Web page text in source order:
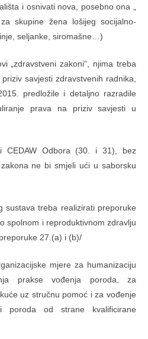
i osnivati nova, posebno ona „
skupine žena lošijeg socijalno-
seljanke, siromašne…)
„zdravstveni zakoni“, njima treba
savjesti zdravstvenih radnika,
predložile i detaljno razradile
prava na priziv savjesti u
CEDAW Odbora (30. i 31), bez
ne bi smjeli ući u saborsku
sustava treba realizirati preporuke
spolnom i reproduktivnom zdravlju
27.(a) i (b)/
mjere za humanizaciju
prakse vođenja poroda, za
uz stručnu pomoć i za vođenje
poroda od strane kvalificirane